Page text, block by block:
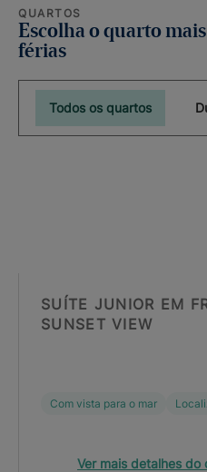
QUARTOS
Escolha o quarto
férias
Todos os quartos
SUÍTE JUNIOR EM
SUNSET VIEW
Com vista para o mar
Ver mais detalhes do